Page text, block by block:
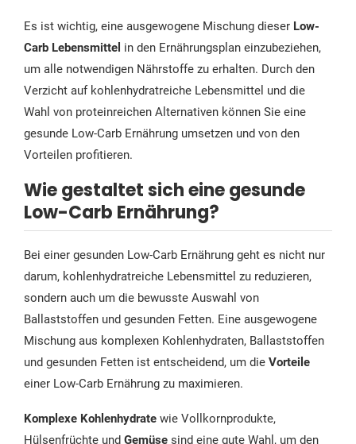
Es ist wichtig, eine ausgewogene Mischung dieser Low-
Carb Lebensmittel in den Ernährungsplan einzubeziehen,
um alle notwendigen Nährstoffe zu erhalten. Durch den
Verzicht auf kohlenhydratreiche Lebensmittel und die
Wahl von proteinreichen Alternativen können Sie eine
gesunde Low-Carb Ernährung umsetzen und von den
Vorteilen profitieren.
Wie gestaltet sich eine gesunde
Low-Carb Ernährung?
Bei einer gesunden Low-Carb Ernährung geht es nicht nur
darum, kohlenhydratreiche Lebensmittel zu reduzieren,
sondern auch um die bewusste Auswahl von
Ballaststoffen und gesunden Fetten. Eine ausgewogene
Mischung aus komplexen Kohlenhydraten, Ballaststoffen
und gesunden Fetten ist entscheidend, um die Vorteile
einer Low-Carb Ernährung zu maximieren.
Komplexe Kohlenhydrate wie Vollkornprodukte,
Hülsenfrüchte und Gemüse sind eine gute Wahl, um den